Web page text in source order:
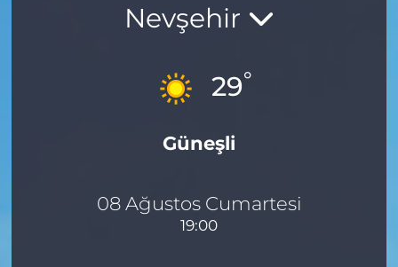
Nevşehir
29°
Güneşli
08 Ağustos Cumartesi
19:00